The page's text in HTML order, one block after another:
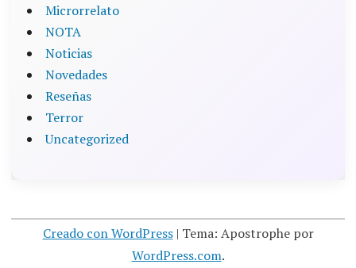
Microrrelato
NOTA
Noticias
Novedades
Reseñas
Terror
Uncategorized
Creado con WordPress | Tema: Apostrophe por
WordPress.com.